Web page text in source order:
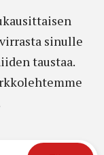
sinulle
taustaa.